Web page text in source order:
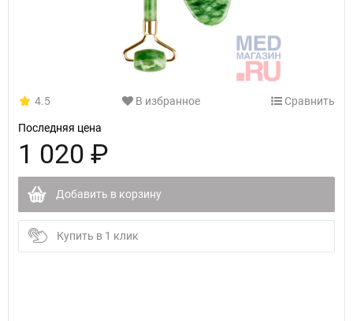
4.5 В избранное Сравнить
Последняя цена
1 020 ₽
Добавить в корзину
Купить в 1 клик